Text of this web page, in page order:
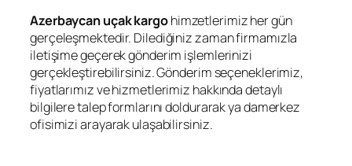
Azerbaycan uçak kargohimzetlerimiz her gün
gerçeleşmektedir. Dilediğiniz zaman firmamızla
iletişime geçerek gönderim işlemlerinizi
gerçekleştirebilirsiniz. Gönderim seçeneklerimiz,
fiyatlarımız ve hizmetlerimiz hakkında detaylı
bilgilere talep formlarını doldurarak ya damerkez
ofisimizi arayarak ulaşabilirsiniz.